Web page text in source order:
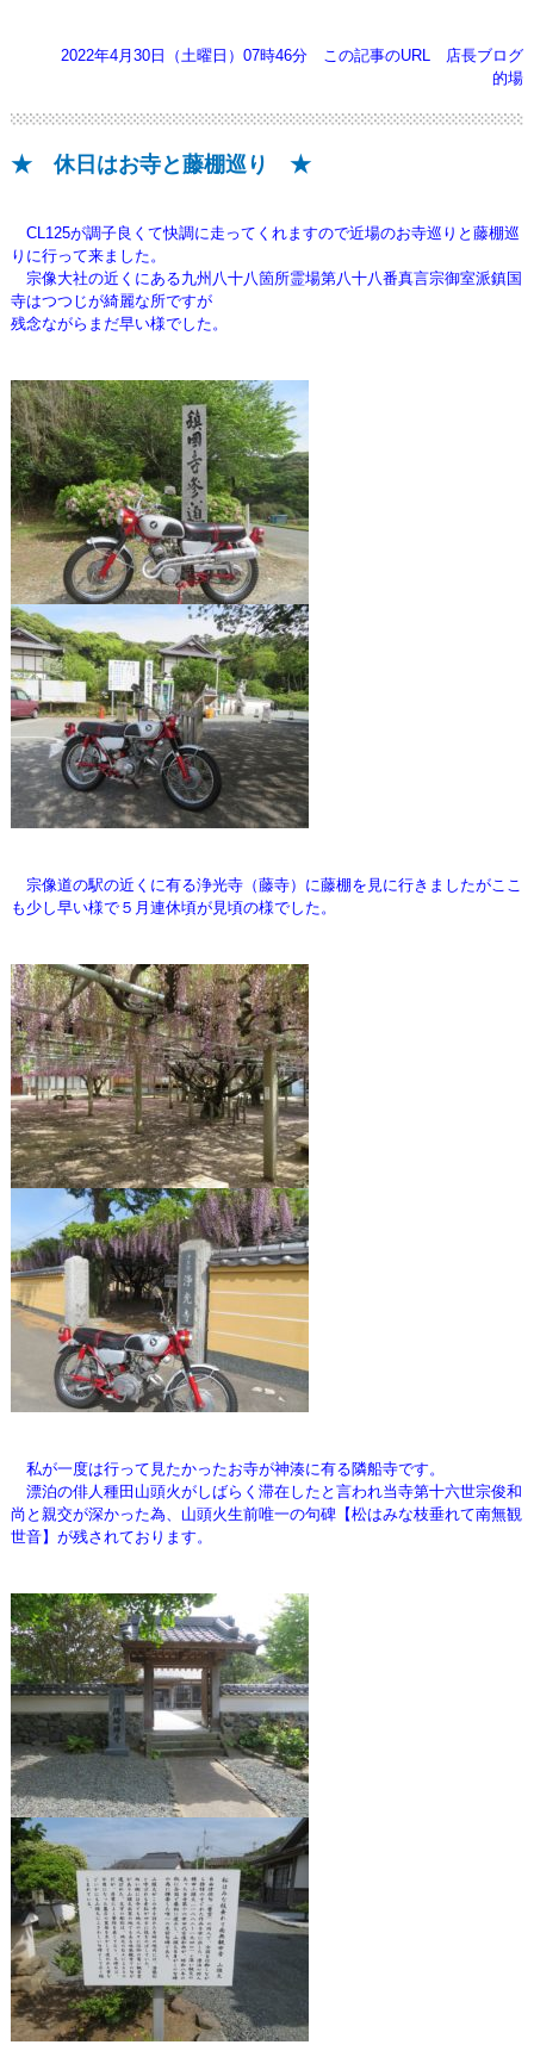
2022年4月30日（土曜日）07時46分 この記事のURL
店長ブログ
的場
★ 休日はお寺と藤棚巡り ★
CL125が調子良くて快調に走ってくれますので近場のお寺巡りと藤棚巡
りに行って来ました。
宗像大社の近くにある九州八十八箇所霊場第八十八番真言宗御室派鎮国
寺はつつじが綺麗な所ですが
残念ながらまだ早い様でした。
宗像道の駅の近くに有る浄光寺（藤寺）に藤棚を見に行きましたがここ
も 少し早い様で５月連休頃が見頃の様でした。
私が一度は行って見たかったお寺が神湊に有る隣船寺です。
漂泊の俳人種田山頭火がしばらく滞在したと言われ当寺第十六世宗俊和
尚と親交が深かった為、山頭火生前唯一の句碑【松はみな枝垂れて南無観
世音】 が残されております。